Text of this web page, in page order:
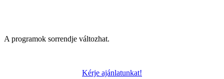
A programok sorrendje változhat.
Kérje ajánlatunkat!